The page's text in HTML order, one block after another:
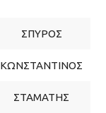
ΣΠΥΡΟΣ
ΚΩΝΣΤΑΝΤΙΝΟΣ
ΣΤΑΜΑΤΗΣ